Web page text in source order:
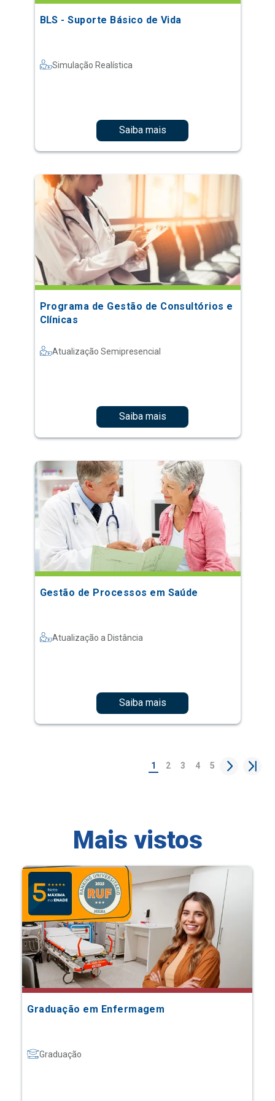
BLS - Suporte Básico de Vida
Simulação Realística
Saiba mais
Programa de Gestão de Consultórios e
Clínicas
Atualização Semipresencial
Saiba mais
Gestão de Processos em Saúde
Atualização a Distância
Saiba mais
1 2 3 4 5
Mais vistos
Graduação em Enfermagem
Graduação